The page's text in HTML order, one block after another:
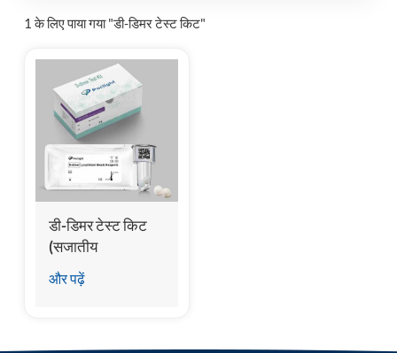
1 के लिए पाया गया "डी-डिमर टेस्ट किट"
डी-डिमर टेस्ट किट
(सजातीय
केमिलुमिनसेंस
इम्यूनोएसे)
और पढ़ें